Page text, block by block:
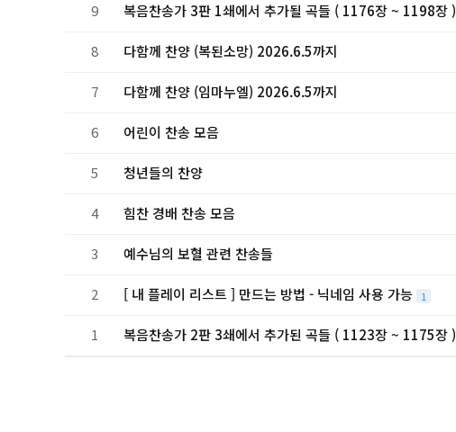
9 복음찬송가 3판 1쇄에서 추가될 곡들 ( 1176장 ~ 1198장 )
8 다함께 찬양 (복된소망) 2026.6.5까지
7 다함께 찬양 (임마누엘) 2026.6.5까지
6 어린이 찬송 모음
5 청년들의 찬양
4 힘찬 경배 찬송 모음
3 예수님의 보혈 관련 찬송들
2 [ 내 플레이 리스트 ] 만드는 방법 - 닉네임 사용 가능 1
1 복음찬송가 2판 3쇄에서 추가된 곡들 ( 1123장 ~ 1175장 )